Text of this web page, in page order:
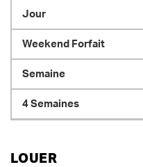
LOUER